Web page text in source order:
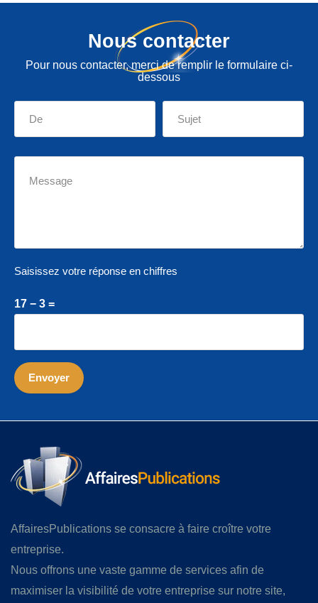
Nous contacter
Pour nous contacter, merci de remplir le formulaire ci-
dessous
Saisissez votre réponse en chiffres
17 − 3 =
AffairesPublications se consacre à faire croître votre
entreprise.
Nous offrons une vaste gamme de services afin de
maximiser la visibilité de votre entreprise sur notre site,